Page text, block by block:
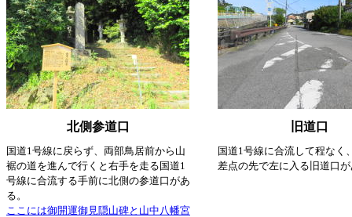
北側参道口 旧道口
国道1号線に戻らず、両部鳥居前から山
裾の道を進んで行くと右手を走る国道1
号線に合流する手前に北側の参道口があ
る。
ここには御開運御見隠山碑と山中八幡宮
国道1号線に合流して程なく
差点の先で左に入る旧道口